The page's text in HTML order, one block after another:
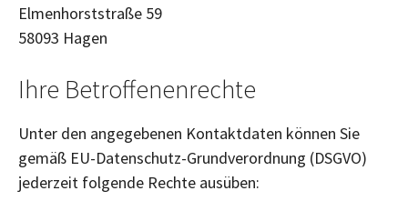
Elmenhorststraße 59
58093 Hagen
Ihre Betroffenenrechte
Unter den angegebenen Kontaktdaten können Sie
gemäß EU-Datenschutz-Grundverordnung (DSGVO)
jederzeit folgende Rechte ausüben: